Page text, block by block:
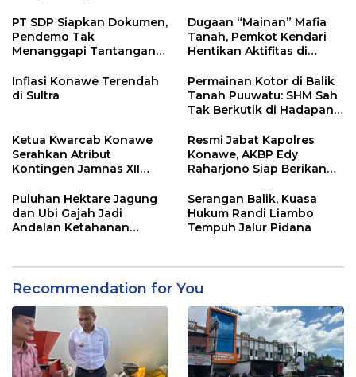
PT SDP Siapkan Dokumen,
Pendemo Tak
Menanggapi Tantangan
Dugaan “Mainan” Mafia
Tanah, Pemkot Kendari
Hentikan Aktifitas di
Inflasi Konawe Terendah
di Sultra
Permainan Kotor di Balik
Tanah Puuwatu: SHM Sah
Tak Berkutik di Hadapan
Ketua Kwarcab Konawe
Serahkan Atribut
Kontingen Jamnas XII
Resmi Jabat Kapolres
Konawe, AKBP Edy
Raharjono Siap Berikan
Puluhan Hektare Jagung
dan Ubi Gajah Jadi
Andalan Ketahanan
Serangan Balik, Kuasa
Hukum Randi Liambo
Tempuh Jalur Pidana
Recommendation for You